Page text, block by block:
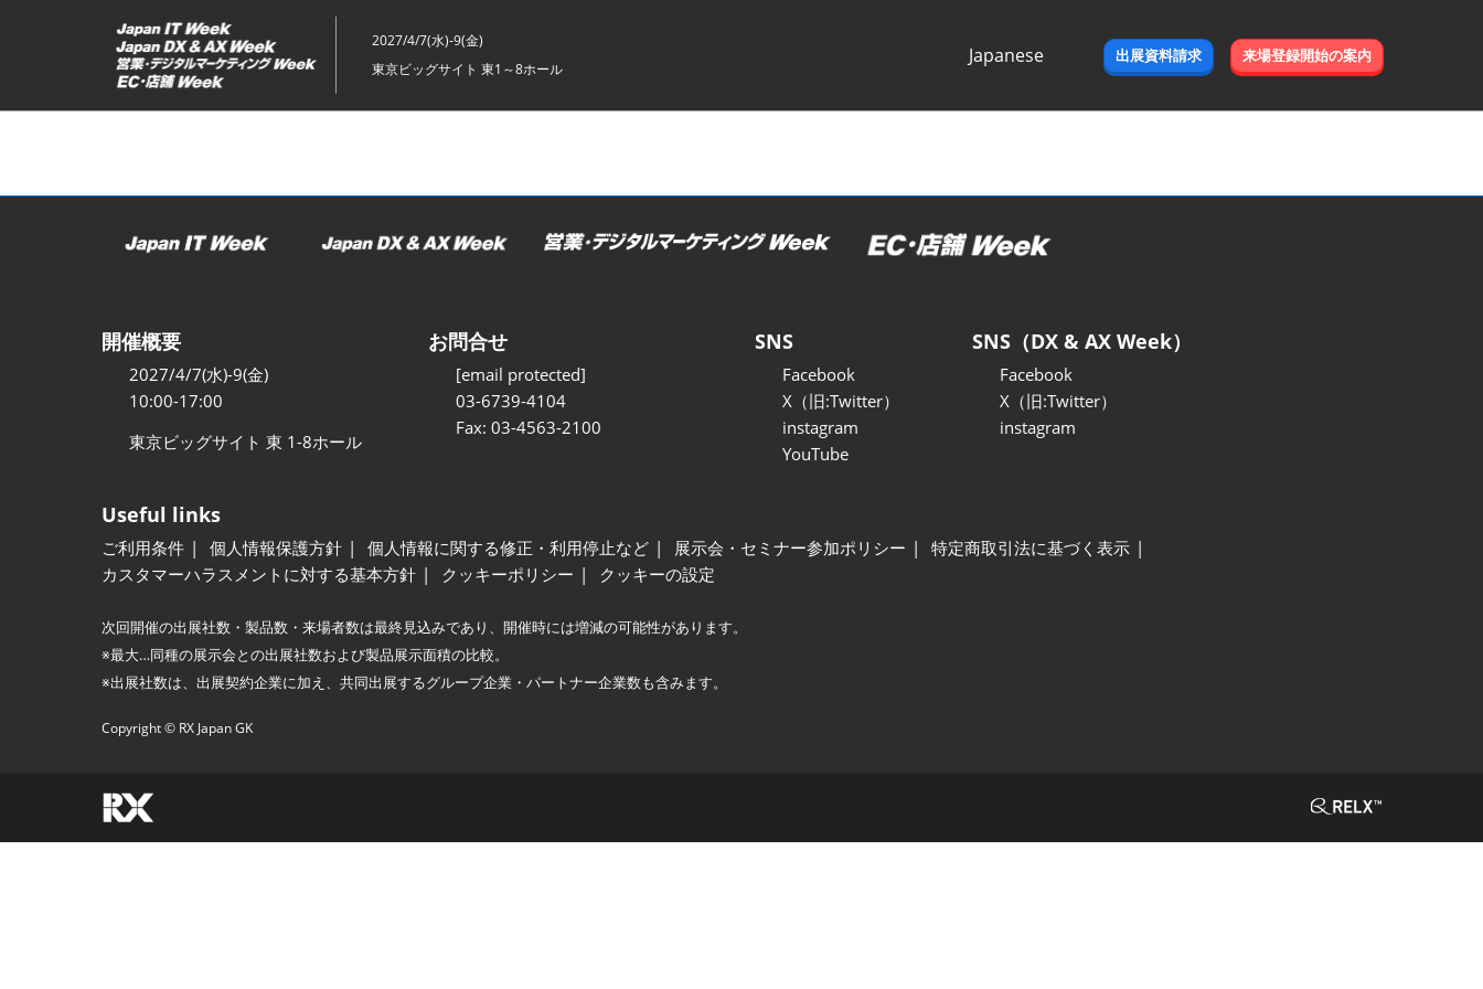
ッ
2027/4/7(水)-9(金)
東京ビッグサイト 東1～8ホール
Japanese
出展資料請求 来場登録開始の案内
開催概要
2027/4/7(水)-9(金)
10:00-17:00
東京ビッグサイト 東 1-8ホール
お問合せ
[email protected]
03-6739-4104
Fax: 03-4563-2100
SNS
Facebook
X（旧:Twitter）
instagram
YouTube
SNS（DX & AX Week）
Facebook
X（旧:Twitter）
instagram
Useful links
ご利用条件 個人情報保護方針 個人情報に関する修正・利用停止など 展示会・セミナー参加ポリシー
特定商取引法に基づく表示
カスタマーハラスメントに対する基本方針
クッキーポリシー クッキーの設定
次回開催の出展社数・製品数・来場者数は最終見込みであり、開催時には増減の可能性があります。
※最大…同種の展示会との出展社数および製品展示面積の比較。
※出展社数は、出展契約企業に加え、共同出展するグループ企業・パートナー企業数も含みます。
Copyright © RX Japan GK